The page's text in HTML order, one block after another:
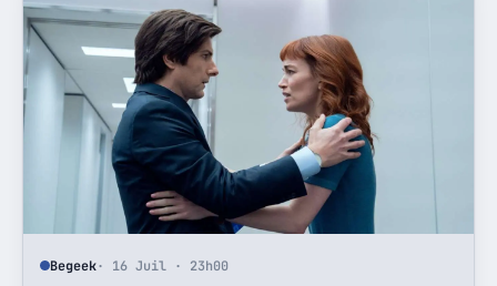
Begeek· 16 Juil · 23h00